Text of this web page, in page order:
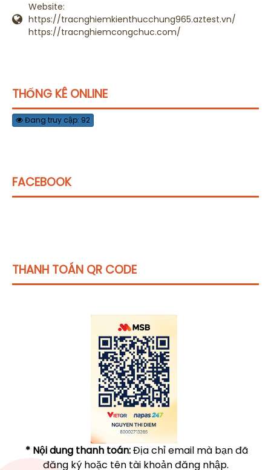
Website:
https://tracnghiemkienthucchung965.aztest.vn/
https://tracnghiemcongchuc.com/
THỐNG KÊ ONLINE
Đang truy cập: 92
FACEBOOK
THANH TOÁN QR CODE
* Nội dung thanh toán:Địa chỉ email mà bạn đã
đăng ký hoặc tên tài khoản đăng nhập.